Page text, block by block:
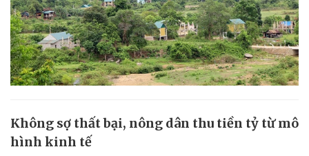
Không sợ thất bại, nông dân thu tiền tỷ từ mô
hình kinh tế